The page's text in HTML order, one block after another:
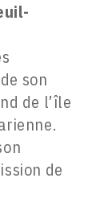
son
de l’île
de